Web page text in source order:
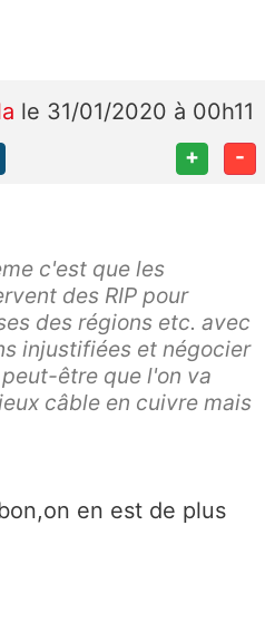
le 31/01/2020 à 00h11
+ -
c'est que les
des RIP pour
des régions etc. avec
injustifiées et négocier
être que l'on va
câble en cuivre mais
en est de plus